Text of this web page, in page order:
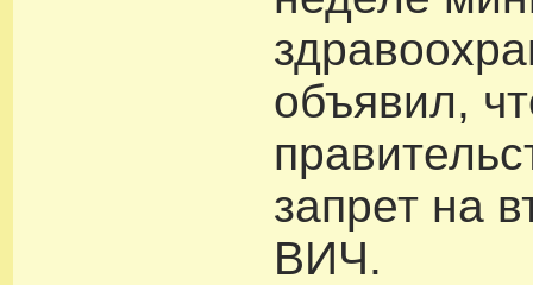
объявил,
запрет на
ВИЧ.